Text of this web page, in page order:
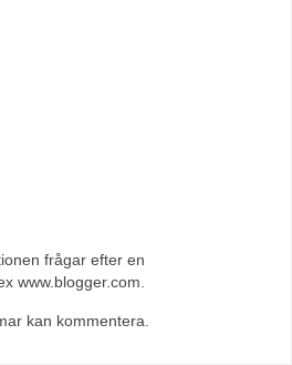
frågar efter en
www.blogger.com.
kan kommentera.